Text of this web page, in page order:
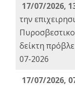
17/07/2026,
την
δείκτη
07-2026
17/07/2026,